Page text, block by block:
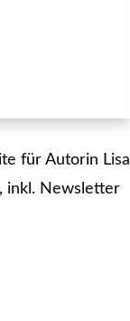
für Autorin Lisa
inkl. Newsletter